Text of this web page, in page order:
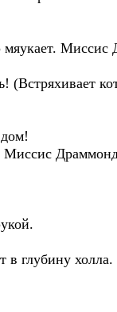
мяукает.
Миссис
в глубину холла.